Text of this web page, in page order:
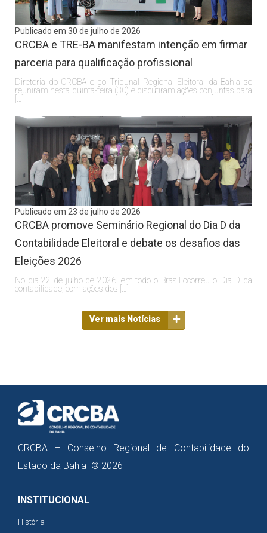
Publicado em 30 de julho de 2026
CRCBA e TRE-BA manifestam intenção em firmar
parceria para qualificação profissional
Diretoria do CRCBA e do Tribunal Regional Eleitoral da Bahia se
reuniram nesta quinta-feira (30) e discutiram ações conjuntas para
Publicado em 23 de julho de 2026
CRCBA promove Seminário Regional do Dia D da
Contabilidade Eleitoral e debate os desafios das
Eleições 2026
No dia 22 de julho de 2026, em todo o Brasil ocorreu o Dia D da
contabilidade, com ações dos […]
Ver mais Notícias
CRCBA – Conselho Regional de Contabilidade do
Estado da Bahia © 2026
INSTITUCIONAL
História